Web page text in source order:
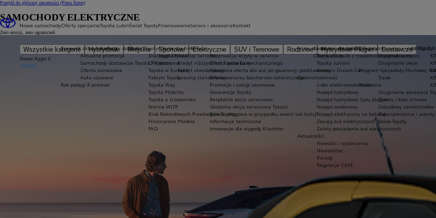
Przejdź do głównej zawartości (Press Enter)
Nowe samochody
Wszystkie kategorie Hybrydowe Miejskie Sportowe Elektryczne SUV i Terenowe Rodzinne Hybrydowe Plug-in
Dostawcze
Nowe Aygo X
HYBRID
Oferty specjalne
Sprawdź aktualne oferty
Aktualne promocje
Samochody dostawcze Toyota Professional
Oferta biznesowa
Auta używane
Rok potęgi 8 premier
Ekobonus dla hybryd Toyoty
Oferta dla osób z niepełnosprawnościami
Toyota Lubin
Kontakt i dojazd
Świat Toyoty
Świat Toyoty
Dlaczego Toyota?
O Toyocie
Toyota w Europie
Fabryki Toyoty
Toyota Way
Toyota Mobility
Toyota a środowisko
Norma WLTP
Klub Rekordowych Przebiegów Toyoty
Historyczne Modele
FAQ
Kluby dla dzieci i młodzieży
Toyota Kids
Toyota Juniors
Konkurs Dream Car
Elektromobilność
Lider elektromobilności
Napęd hybrydowy
Napęd hybrydowy typu plug-in
Napęd wodorowy
Napęd elektryczny na baterię
Zasięg aut elektrycznych
Zalety posiadania aut elektrycznych
Aktualności
Nowości i wydarzenia
Newsletter
Porady
Regulacje CAFE
Finansowanie
Oferta dla firm
Toyota Financial Services
Kredyt niższych rat Toyota Easy
Kredyt standardowy
Leasing standardowy
KINTO
Serwis i akcesoria
Serwis
Rezerwacja wizyty w serwisie
Oferta serwisu mechanicznego
Specjalna oferta dla aut po gwarancji podstawowej
Oferta serwisu blacharsko-lakierniczego
Promocje i usługi sezonowe
Gwarancje Toyoty
Bezpłatne akcje serwisowe
Globalna akcja serwisowa Takata
Pomoc drogowa w przypadku awarii lub kolizji
Informacje techniczne
Innowacje dla wygody Klientów
Oryginalne części i oleje Toyoty
Oryginalne części
Oryginalne oleje
Program Sprzedaży Hurtowej
Trade
Akcesoria
Oryginalne akcesoria
Opony i koła zimowe
Zabudowy samochodów
Zabezpieczenia i alarmy
Sklep Toyoty
Kontakt
SAMOCHODY ELEKTRYCZNE
Zero emisji, zero ograniczeń